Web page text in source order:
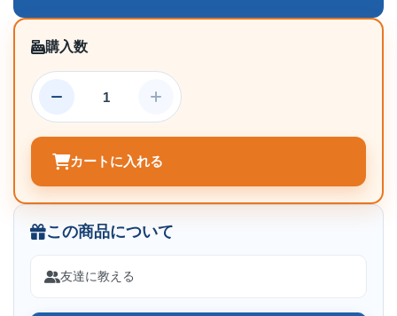
購入数
カートに入れる
この商品について
友達に教える